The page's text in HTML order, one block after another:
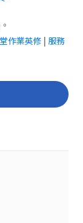
作業英修| 服務